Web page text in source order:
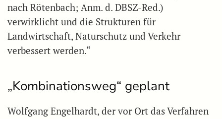
nach Rötenbach; Anm. d. DBSZ-Red.)
verwirklicht und die Strukturen für
Landwirtschaft, Naturschutz und Verkehr
verbessert werden.“
„Kombinationsweg“ geplant
Wolfgang Engelhardt, der vor Ort das Verfahren